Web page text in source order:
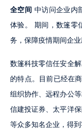
全空间 中访问企业内
体验。 期间，数篷零
务，保障疫情期间企
数篷科技零信任安全
的特点。目前已经在
组织协作、远程办公
信建投证券、太平洋
等众多知名企业，得到